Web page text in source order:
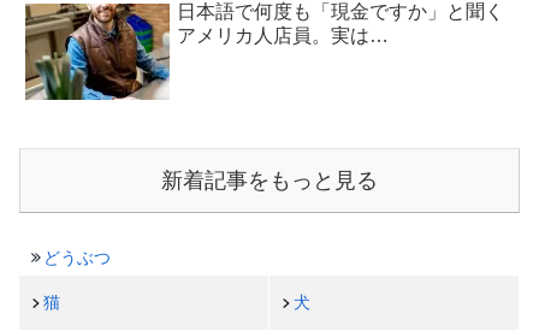
日本語で何度も「現金ですか」と聞く
アメリカ人店員。実は…
新着記事をもっと見る
どうぶつ
猫 犬